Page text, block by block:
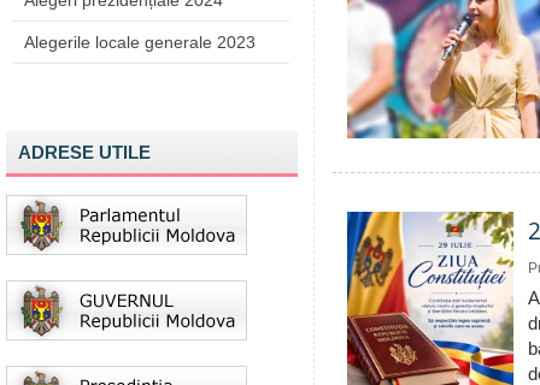
Alegerile locale generale 2023
ADRESE UTILE